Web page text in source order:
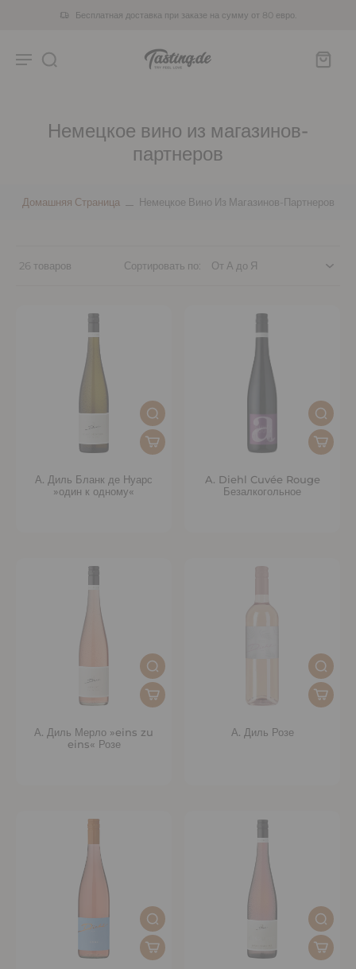
Бесплатная доставка при заказе на сумму от 80 евро.
Немецкое вино из магазинов-
партнеров
Домашняя Страница Немецкое Вино Из Магазинов-Партнеров
26 товаров Сортировать по:
А. Диль Бланк де Нуарс
»один к одному«
A. Diehl Cuvée Rouge
Безалкогольное
А. Диль Мерло »eins zu
eins« Розе
А. Диль Розе